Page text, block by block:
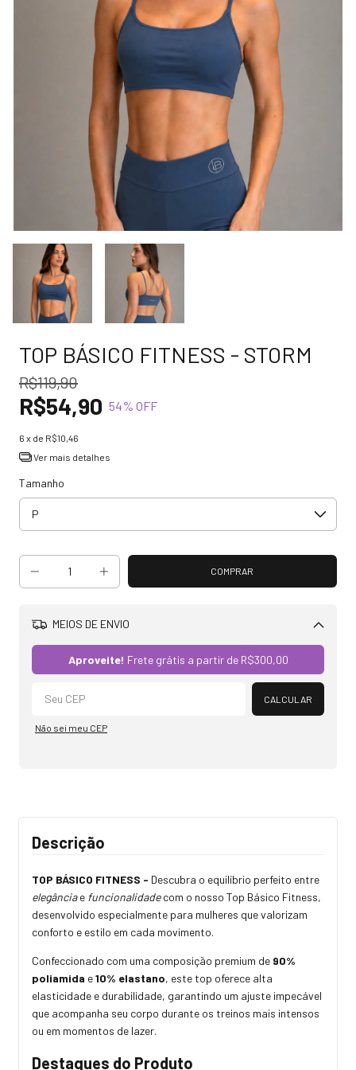
TOP BÁSICO FITNESS - STORM
R$119,90
R$54,90 54% OFF
6 x de R$10,46
Ver mais detalhes
Tamanho
MEIOS DE ENVIO
Aproveite! Frete grátis a partir de R$300,00
CALCULAR
Não sei meu CEP
Descrição
TOP BÁSICO FITNESS - Descubra o equilíbrio perfeito entre
elegânciae funcionalidadecom o nosso Top Básico Fitness,
desenvolvido especialmente para mulheres que valorizam
conforto e estilo em cada movimento.
Confeccionado com uma composição premium de 90%
poliamida e10% elastano, este top oferece alta
elasticidade e durabilidade, garantindo um ajuste impecável
que acompanha seu corpo durante os treinos mais intensos
ou em momentos de lazer.
Destaques do Produto